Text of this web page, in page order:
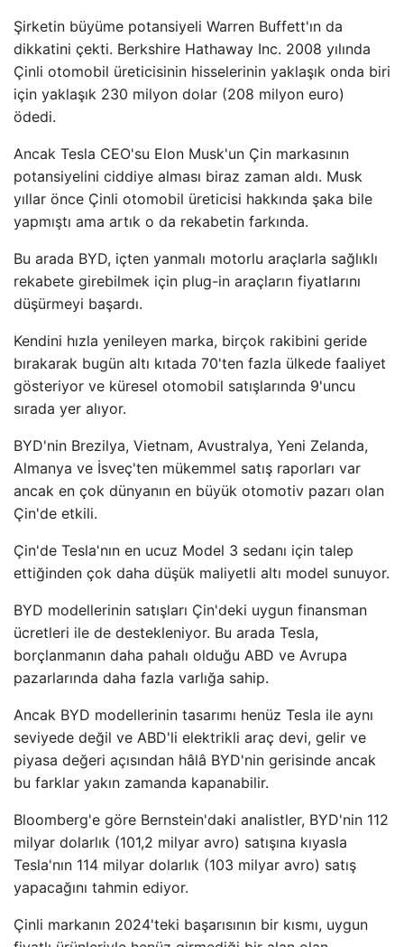
Şirketin büyüme potansiyeli Warren Buffett'ın da
dikkatini çekti. Berkshire Hathaway Inc. 2008 yılında
Çinli otomobil üreticisinin hisselerinin yaklaşık onda biri
için yaklaşık 230 milyon dolar (208 milyon euro)
ödedi.
Ancak Tesla CEO'su Elon Musk'un Çin markasının
potansiyelini ciddiye alması biraz zaman aldı. Musk
yıllar önce Çinli otomobil üreticisi hakkında şaka bile
yapmıştı ama artık o da rekabetin farkında.
Bu arada BYD, içten yanmalı motorlu araçlarla sağlıklı
rekabete girebilmek için plug-in araçların fiyatlarını
düşürmeyi başardı.
Kendini hızla yenileyen marka, birçok rakibini geride
bırakarak bugün altı kıtada 70'ten fazla ülkede faaliyet
gösteriyor ve küresel otomobil satışlarında 9'uncu
sırada yer alıyor.
BYD'nin Brezilya, Vietnam, Avustralya, Yeni Zelanda,
Almanya ve İsveç'ten mükemmel satış raporları var
ancak en çok dünyanın en büyük otomotiv pazarı olan
Çin'de etkili.
Çin'de Tesla'nın en ucuz Model 3 sedanı için talep
ettiğinden çok daha düşük maliyetli altı model sunuyor.
BYD modellerinin satışları Çin'deki uygun finansman
ücretleri ile de destekleniyor. Bu arada Tesla,
borçlanmanın daha pahalı olduğu ABD ve Avrupa
pazarlarında daha fazla varlığa sahip.
Ancak BYD modellerinin tasarımı henüz Tesla ile aynı
seviyede değil ve ABD'li elektrikli araç devi, gelir ve
piyasa değeri açısından hâlâ BYD'nin gerisinde ancak
bu farklar yakın zamanda kapanabilir.
Bloomberg'e göre Bernstein'daki analistler, BYD'nin 112
milyar dolarlık (101,2 milyar avro) satışına kıyasla
Tesla'nın 114 milyar dolarlık (103 milyar avro) satış
yapacağını tahmin ediyor.
Çinli markanın 2024'teki başarısının bir kısmı, uygun